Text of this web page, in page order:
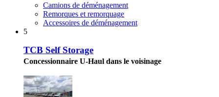
Camions de déménagement
Remorques et remorquage
Accessoires de déménagement
5
TCB Self Storage
Concessionnaire U-Haul dans le voisinage